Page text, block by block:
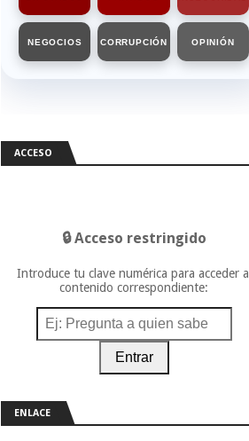
NEGOCIOS CORRUPCIÓN OPINIÓN
ACCESO
🔒 Acceso restringido
Introduce tu clave numérica para acceder al
contenido correspondiente:
Entrar
ENLACE